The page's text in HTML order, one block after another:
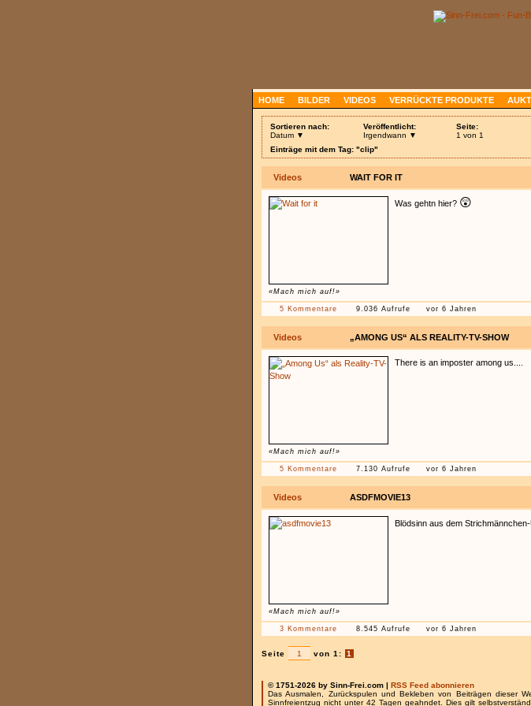
HOME BILDER VIDEOS VERRÜCKTE PRODUKTE
Sortieren nach:
Datum ▼
Veröffentlicht:
Irgendwann ▼
Seite:
1 von 1
Einträge mit dem Tag: "clip"
Videos WAIT FOR IT
«Mach mich auf!»
Was gehtn hier? 😲
5 Kommentare 9.036 Aufrufe vor 6 Jahren
Videos „AMONG US“ ALS REALITY-TV-SHOW
«Mach mich auf!»
There is an imposter among us....
5 Kommentare 7.130 Aufrufe vor 6 Jahren
Videos ASDFMOVIE13
«Mach mich auf!»
Blödsinn aus dem
3 Kommentare 8.545 Aufrufe vor 6 Jahren
Seite von 1: 1
© 1751-2026 by Sinn-Frei.com | RSS Feed abonnieren
Das Ausmalen, Zurückspulen und Bekleben von Beiträgen dieser
Sinnfreientzug nicht unter 42 Tagen geahndet. Dies gilt